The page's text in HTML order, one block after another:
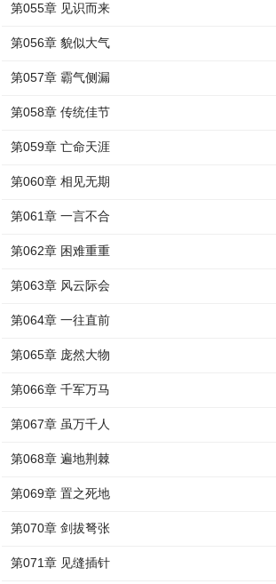
第055章 见识而来
第056章 貌似大气
第057章 霸气侧漏
第058章 传统佳节
第059章 亡命天涯
第060章 相见无期
第061章 一言不合
第062章 困难重重
第063章 风云际会
第064章 一往直前
第065章 庞然大物
第066章 千军万马
第067章 虽万千人
第068章 遍地荆棘
第069章 置之死地
第070章 剑拔弩张
第071章 见缝插针